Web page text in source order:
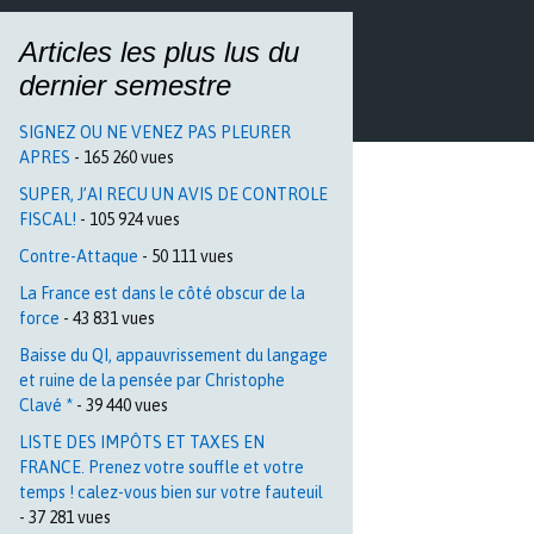
Articles les plus lus du
dernier semestre
SIGNEZ OU NE VENEZ PAS PLEURER
APRES - 165 260 vues
SUPER, J’AI RECU UN AVIS DE CONTROLE
FISCAL! - 105 924 vues
Contre-Attaque - 50 111 vues
La France est dans le côté obscur de la
force - 43 831 vues
Baisse du QI, appauvrissement du langage
et ruine de la pensée par Christophe
Clavé * - 39 440 vues
LISTE DES IMPÔTS ET TAXES EN
FRANCE. Prenez votre souffle et votre
temps ! calez-vous bien sur votre fauteuil
- 37 281 vues